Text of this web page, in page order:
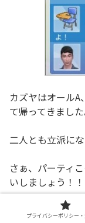
カズヤはオール
て帰ってきました
二人とも立派にな
さぁ、パーティ
いしましょう！！
プライバシーポリシー